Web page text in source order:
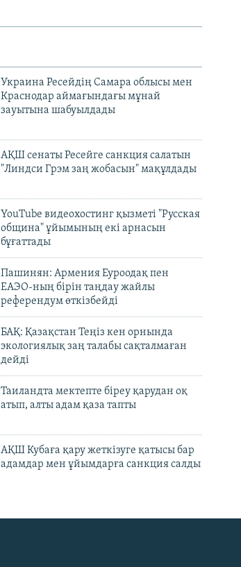
Украина Ресейдің Самара облысы мен
Краснодар аймағындағы мұнай
зауытына шабуылдады
АҚШ сенаты Ресейге санкция салатын
"Линдси Грэм заң жобасын" мақұлдады
YouTube видеохостинг қызметі "Русская
община" ұйымының екі арнасын
бұғаттады
Пашинян: Армения Еуроодақ пен
ЕАЭО-ның бірін таңдау жайлы
референдум өткізбейді
БАҚ: Қазақстан Теңіз кен орнында
экологиялық заң талабы сақталмаған
дейді
Таиландта мектепте біреу қарудан оқ
атып, алты адам қаза тапты
АҚШ Кубаға қару жеткізуге қатысы бар
адамдар мен ұйымдарға санкция салды